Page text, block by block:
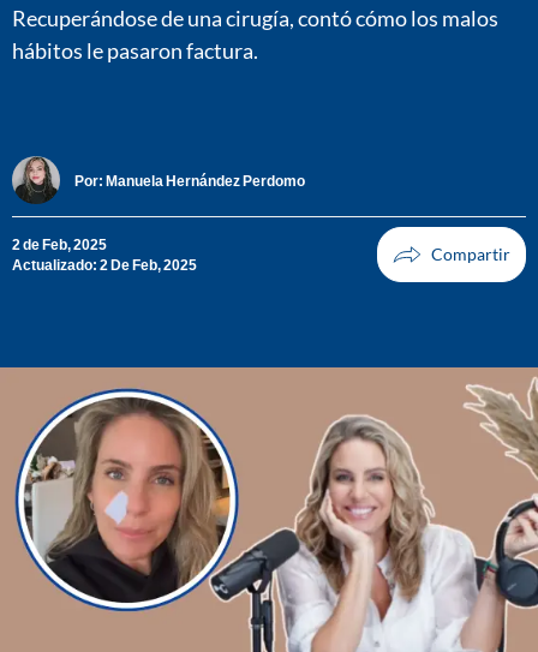
Recuperándose de una cirugía, contó cómo los malos
hábitos le pasaron factura.
Por: Manuela Hernández Perdomo
2 de Feb, 2025
Actualizado: 2 De Feb, 2025